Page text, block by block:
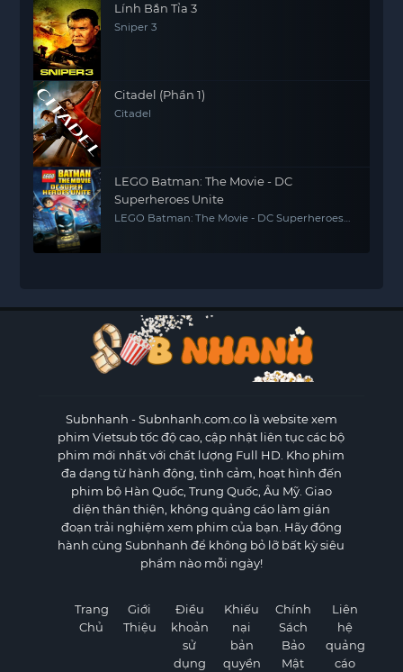
Lính Bắn Tỉa 3
Sniper 3
Citadel (Phần 1)
Citadel
LEGO Batman: The Movie - DC
Superheroes Unite
LEGO Batman: The Movie - DC Superheroes
Subnhanh - Subnhanh.com.co là website xem
phim Vietsub tốc độ cao, cập nhật liên tục các bộ
phim mới nhất với chất lượng Full HD. Kho phim
đa dạng từ hành động, tình cảm, hoạt hình đến
phim bộ Hàn Quốc, Trung Quốc, Âu Mỹ. Giao
diện thân thiện, không quảng cáo làm gián
đoạn trải nghiệm xem phim của bạn. Hãy đồng
hành cùng Subnhanh để không bỏ lỡ bất kỳ siêu
phẩm nào mỗi ngày!
Trang
Chủ
Giới
Thiệu
Điều
khoản
sử
dụng
Khiếu
nại
bản
quyền
Chính
Sách
Bảo
Mật
Liên
hệ
quảng
cáo